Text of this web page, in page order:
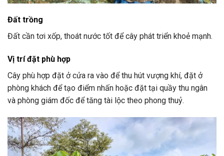
Đất trồng
Đất cần tơi xốp, thoát nước tốt để cây phát triển khoẻ mạnh.
Vị trí đặt phù hợp
Cây phù hợp đặt ở cửa ra vào để thu hút vượng khí, đặt ở
phòng khách để tạo điểm nhấn hoặc đặt tại quầy thu ngân
và phòng giám đốc để tăng tài lộc theo phong thuỷ.